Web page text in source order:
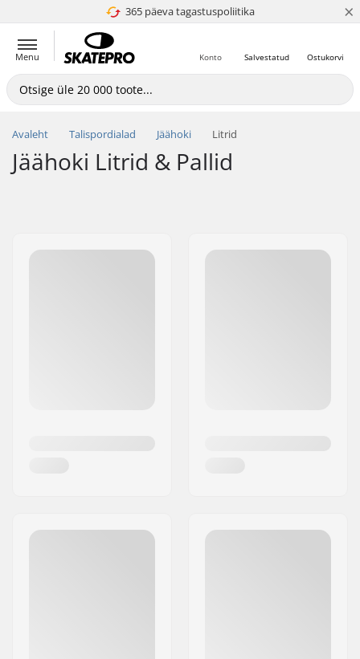
365 päeva tagastuspoliitika
4.8 paljaks 5 ×
Menu Ostukorvi
Salvestatud
Konto
Avaleht Talispordialad Jäähoki Litrid
Jäähoki Litrid & Pallid